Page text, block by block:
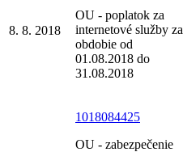
8. 8. 2018
OU - poplatok za
internetové služby za
obdobie od
01.08.2018 do
31.08.2018
1018084425
OU - zabezpečenie